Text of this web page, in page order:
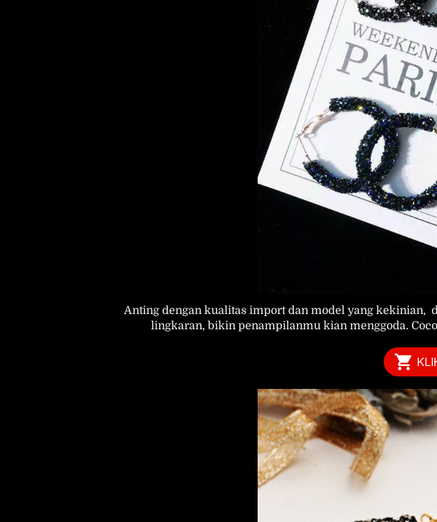
Anting dengan kualitas import dan model yang kekinian,
lingkaran, bikin penampilanmu kian menggoda.
`